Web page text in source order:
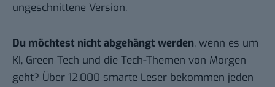
ungeschnittene Version.
Du möchtest nicht abgehängt werden, wenn es um
KI, Green Tech und die Tech-Themen von Morgen
geht? Über 12.000 smarte Leser bekommen jeden